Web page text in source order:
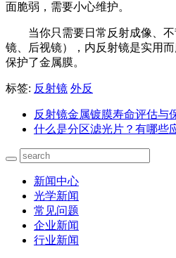
面脆弱，需要小心维护。
当你只需要日常反射成像、
镜、后视镜），内反射镜是实用
保护了金属膜。
标签: 反射镜 外反
反射镜金属镀膜寿命评估与
什么是分区滤光片？有哪些
新闻中心
光学新闻
常见问题
企业新闻
行业新闻